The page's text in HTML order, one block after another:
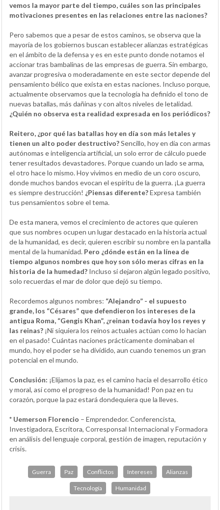
vemos la mayor parte del tiempo, cuáles son las principales
motivaciones presentes en las relaciones entre las naciones?
Pero sabemos que a pesar de estos caminos, se observa que la
mayoría de los gobiernos buscan establecer alianzas estratégicas
en el ámbito de la defensa y es en este punto donde notamos el
accionar tras bambalinas de las empresas de guerra. Sin embargo,
avanzar progresiva o moderadamente en este sector depende del
pensamiento bélico que exista en estas naciones. Incluso porque,
actualmente observamos que la tecnología ha definido el tono de
nuevas batallas, más dañinas y con altos niveles de letalidad.
¿Quién no observa esta realidad expresada en los periódicos?
Reitero, ¿por qué las batallas hoy en día son más letales y
tienen un alto poder destructivo?Sencillo, hoy en día con armas
autónomas e inteligencia artificial, un solo error de cálculo puede
tener resultados devastadores. Porque cuando un lado se arma,
el otro hace lo mismo. Hoy vivimos en medio de un coro oscuro,
donde muchos bandos evocan el espíritu de la guerra. ¡La guerra
es siempre destrucción! ¿Piensas diferente?Expresa también
tus pensamientos sobre el tema.
De esta manera, vemos el crecimiento de actores que quieren
que sus nombres ocupen un lugar destacado en la historia actual
de la humanidad, es decir, quieren escribir su nombre en la pantalla
mental de la humanidad. Pero ¿dónde están en la línea de
tiempo algunos nombres que hoy son sólo meras cifras en la
historia de la humedad? Incluso si dejaron algún legado positivo,
solo recuerdas el mar de dolor que dejó su tiempo.
Recordemos algunos nombres: “Alejandro” - el supuesto
grande, los “Césares” que defendieron los intereses de la
antigua Roma, “Gengis Khan”, ¿reinan todavía hoy los reyes y
las reinas? ¡Ni siquiera los reinos actuales actúan como lo hacían
en el pasado! Cuántas naciones prácticamente dominaban el
mundo, hoy el poder se ha dividido, aun cuando tenemos un gran
potencial en el mundo.
Conclusión: ¡Elijamos la paz, es el camino hacia el desarrollo ético
y moral, así como el progreso de la humanidad! Pon paz en tu
corazón, porque la paz estará dondequiera que la lleves.
* Uemerson Florencio – Emprendedor. Conferencista,
Investigadora, Escritora, Corresponsal Internacional y Formadora
en análisis del lenguaje corporal, gestión de imagen, reputación y
crisis.
Guerra Paz Conflictos Intereses Alianzas
Tecnología Humanidad